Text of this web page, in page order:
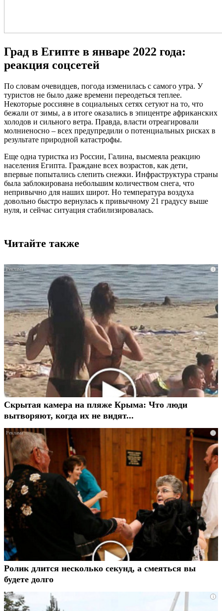
Град в Египте в январе 2022 года:
реакция соцсетей
По словам очевидцев, погода изменилась с самого утра. У
туристов не было даже времени переодеться теплее.
Некоторые россияне в социальных сетях сетуют на то, что
бежали от зимы, а в итоге оказались в эпицентре африканских
холодов и сильного ветра. Правда, власти отреагировали
молниеносно – всех предупредили о потенциальных рисках в
результате природной катастрофы.
Еще одна туристка из России, Галина, высмеяла реакцию
населения Египта. Граждане всех возрастов, как дети,
впервые попытались слепить снежки. Инфраструктура страны
была заблокирована небольшим количеством снега, что
непривычно для наших широт. Но температура воздуха
довольно быстро вернулась к привычному 21 градусу выше
нуля, и сейчас ситуация стабилизировалась.
Читайте также
i
Скрытая камера на пляже Крыма: Что люди
вытворяют, когда их не видят...
i
Ролик длится несколько секунд, а смеяться вы
будете долго
i